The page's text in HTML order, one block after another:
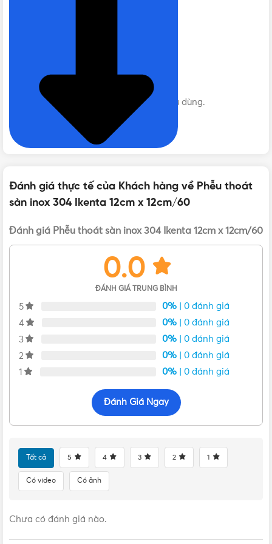
Sang trọng-bền đẹp- tiện nghi.
Sản phẩm dễ vệ sinh, lau chùi.
Giá thành hợp lý phù hợp với người tiêu dùng.
Sản phẩm dễ sử dụng,độ tiện nghi cao.
x 12cm/60 Chính hãng, Giá tốt, Uy tín
tư vấn mua sản phẩm Phễu thoát sàn inox 304 Ikenta 12cm
x 12cm/60 chính hãng với giá tốt nhất nhé! Rất hân hạnh
VẬT TƯ 365 - NHÀ PHÂN PHỐI THIẾT BỊ ĐIỆN NƯỚC
CHUYÊN NGHIỆP
Đánh giá thực tế của Khách hàng về Phễu thoát
sàn inox 304 Ikenta 12cm x 12cm/60
Đánh giá Phễu thoát sàn inox 304 Ikenta 12cm x 12cm/60
0.0
ĐÁNH GIÁ TRUNG BÌNH
5 0% | 0 đánh giá
4
0% | 0 đánh giá
3
0% | 0 đánh giá
2
0% | 0 đánh giá
1
0% | 0 đánh giá
Đánh Giá Ngay
Tất cả 5 4 3 2 1
Có video Có ảnh
Chưa có đánh giá nào.